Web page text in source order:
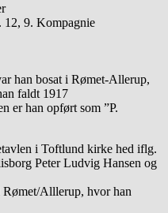
12, 9. Kompagnie
han bosat i Rømet-Allerup,
faldt 1917
er han opført som ”P.
i Toftlund kirke hed iflg.
Peter Ludvig Hansen og
Alllerup, hvor han